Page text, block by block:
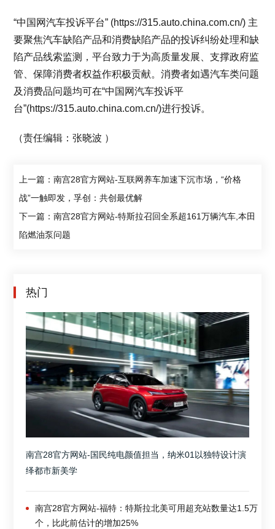
“中国网汽车投诉平台” (https://315.auto.china.com.cn/) 主
要聚焦汽车缺陷产品和消费缺陷产品的投诉纠纷处理和缺
陷产品线索监测，平台致力于为高质量发展、支撑政府监
管、保障消费者权益作积极贡献。消费者如遇汽车类问题
及消费品问题均可在“中国网汽车投诉平
台”(https://315.auto.china.com.cn/)进行投诉。
（责任编辑：张晓波 ）
上一篇：南宫28官方网站-互联网养车加速下沉市场，“价格
战”一触即发，孚创：共创最优解
下一篇：南宫28官方网站-特斯拉召回全系超161万辆汽车,本田
陷燃油泵问题
热门
南宫28官方网站-国民纯电颜值担当，纳米01以独特设计演
绎都市新美学
南宫28官方网站-福特：特斯拉北美可用超充站数量达1.5万
个，比此前估计的增加25%